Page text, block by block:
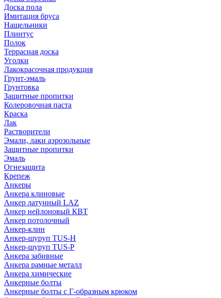
Доска пола
Имитация бруса
Нащельники
Плинтус
Полок
Террасная доска
Уголки
Лакокрасочная продукция
Грунт-эмаль
Грунтовка
Защитные пропитки
Колеровочная паста
Краска
Лак
Растворители
Эмали, лаки аэрозольные
Защитные пропитки
Эмаль
Огнезащита
Крепеж
Анкеры
Анкера клиновые
Анкер латунный LAZ
Анкер нейлоновый КВТ
Анкер потолочный
Анкер-клин
Анкер-шуруп TUS-H
Анкер-шуруп TUS-P
Анкера забивные
Анкера рамные металл
Анкера химические
Анкерные болты
Анкерные болты с Г-образным крюком